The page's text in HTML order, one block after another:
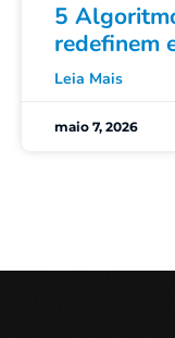
5
redefinem
Leia Mais
maio 7, 2026